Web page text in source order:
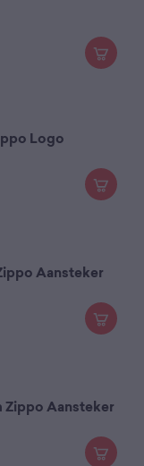
Logo
Aansteker
Zippo Aansteker